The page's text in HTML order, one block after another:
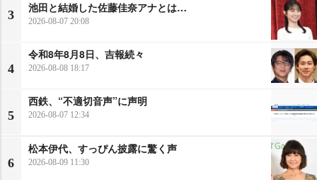
3
池田と結婚した佐藤佳奈アナとは…
2026-08-07 20:08
4
令和8年8月8日、吉報続々
2026-08-08 18:17
5
西鉄、“不適切音声”に声明
2026-08-07 12:34
6
松本伊代、すっぴん披露に驚く声
2026-08-09 11:30